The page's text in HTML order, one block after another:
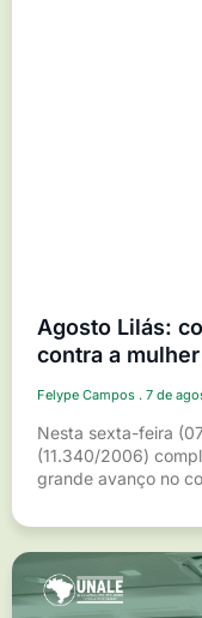
Agosto Lilás:
contra a
Felype Campos 7 de
Nesta sexta-feira
(11.340/2006)
grande avanço no